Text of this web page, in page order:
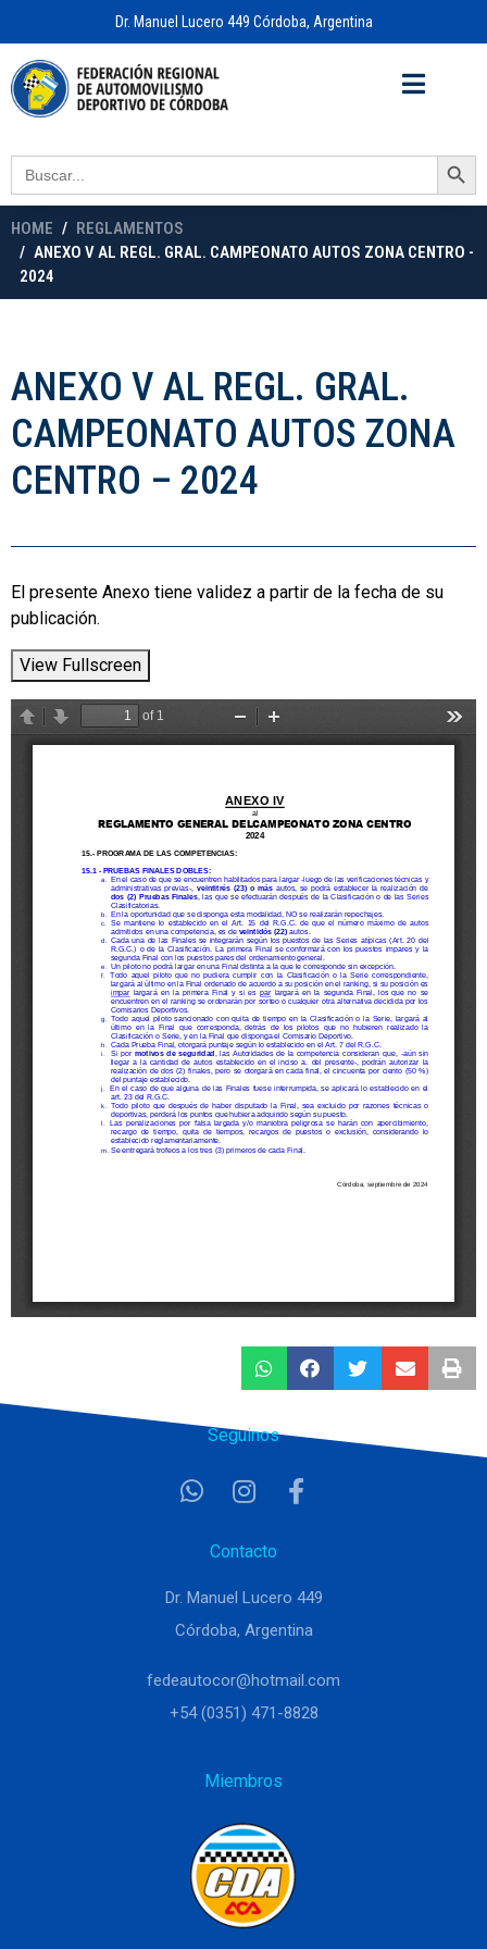
Dr. Manuel Lucero 449 Córdoba, Argentina
Search
for:
Search Button
HOME
REGLAMENTOS
ANEXO V AL REGL. GRAL. CAMPEONATO AUTOS ZONA CENTRO -
2024
ANEXO V AL REGL. GRAL.
CAMPEONATO AUTOS ZONA
CENTRO – 2024
El presente Anexo tiene validez a partir de la fecha de su
publicación.
View Fullscreen
Seguinos
Contacto
Dr. Manuel Lucero 449
Córdoba, Argentina
fedeautocor@hotmail.com
+54 (0351) 471-8828
Miembros